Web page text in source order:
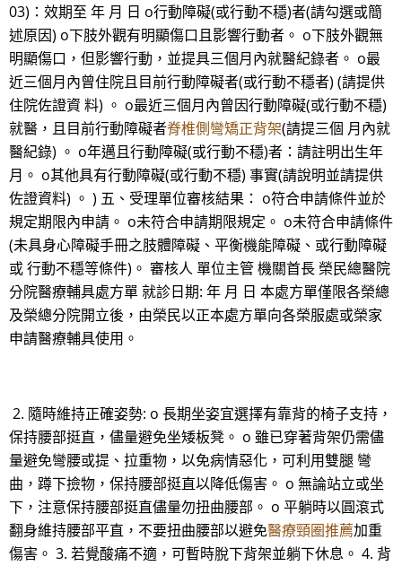
03)：效期至 年 月 日 o行動障礙(或行動不穩)者(請勾選或簡
述原因) o下肢外觀有明顯傷口且影響行動者。 o下肢外觀無
明顯傷口，但影響行動，並提具三個月內就醫紀錄者。 o最
近三個月內曾住院且目前行動障礙者(或行動不穩者) (請提供
住院佐證資 料) 。 o最近三個月內曾因行動障礙(或行動不穩)
就醫，且目前行動障礙者脊椎側彎矯正背架(請提三個 月內就
醫紀錄) 。 o年邁且行動障礙(或行動不穩)者：請註明出生年
月。 o其他具有行動障礙(或行動不穩) 事實(請說明並請提供
佐證資料) 。 ) 五、受理單位審核結果： o符合申請條件並於
規定期限內申請。 o未符合申請期限規定。 o未符合申請條件
(未具身心障礙手冊之肢體障礙、平衡機能障礙、或行動障礙
或 行動不穩等條件)。 審核人 單位主管 機關首長 榮民總醫院
分院醫療輔具處方單 就診日期: 年 月 日 本處方單僅限各榮總
及榮總分院開立後，由榮民以正本處方單向各榮服處或榮家
申請醫療輔具使用。
2. 隨時維持正確姿勢: o 長期坐姿宜選擇有靠背的椅子支持，
保持腰部挺直，儘量避免坐矮板凳。 o 雖已穿著背架仍需儘
量避免彎腰或提、拉重物，以免病情惡化，可利用雙腿 彎
曲，蹲下撿物，保持腰部挺直以降低傷害。 o 無論站立或坐
下，注意保持腰部挺直儘量勿扭曲腰部。 o 平躺時以圓滾式
翻身維持腰部平直，不要扭曲腰部以避免醫療頸圈推薦加重
傷害。 3. 若覺酸痛不適，可暫時脫下背架並躺下休息。 4. 背